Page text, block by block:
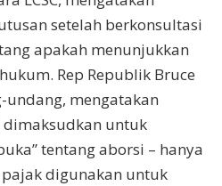
setelah berkonsultasi
apakah menunjukkan
Rep Republik Bruce
undang, mengatakan
dimaksudkan untuk
tentang aborsi – hanya
digunakan untuk